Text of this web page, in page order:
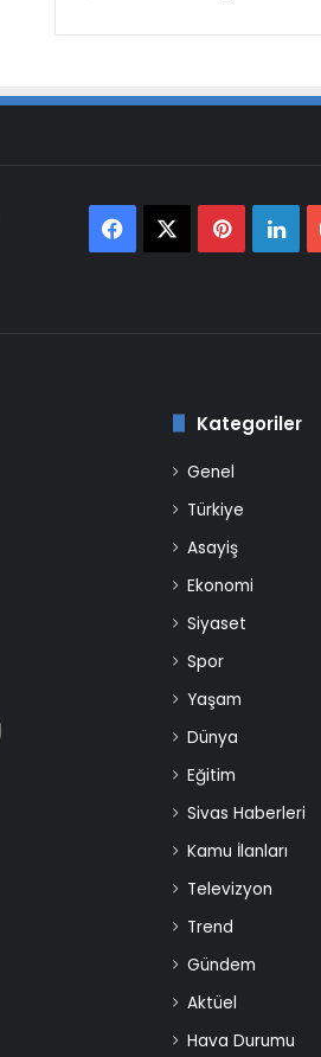
FacebookPinterest
Kategoriler
Genel
Türkiye
Asayiş
Ekonomi
Siyaset
Spor
Yaşam
Dünya
Eğitim
Sivas Haberleri
Kamu İlanları
Televizyon
Trend
Gündem
Aktüel
Hava Durumu